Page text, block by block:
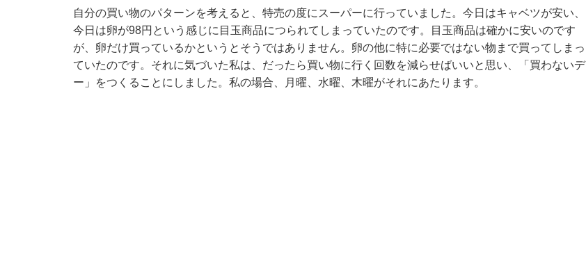
自分の買い物のパターンを考えると、特売の度にスーパーに行っていました。今日はキャベツが安い、
今日は卵が98円という感じに目玉商品につられてしまっていたのです。目玉商品は確かに安いのです
が、卵だけ買っているかというとそうではありません。卵の他に特に必要ではない物まで買ってしまっ
ていたのです。それに気づいた私は、だったら買い物に行く回数を減らせばいいと思い、「買わないデ
ー」をつくることにしました。私の場合、月曜、水曜、木曜がそれにあたります。